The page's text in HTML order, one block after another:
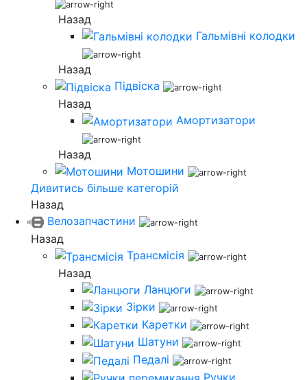
Назад
Гальмівні колодки
Назад
Підвіска
Назад
Амортизатори
Назад
Мотошини
Дивитись більше категорій
Назад
Велозапчастини
Назад
Трансмісія
Назад
Ланцюги
Зірки
Каретки
Шатуни
Педалі
Ручки